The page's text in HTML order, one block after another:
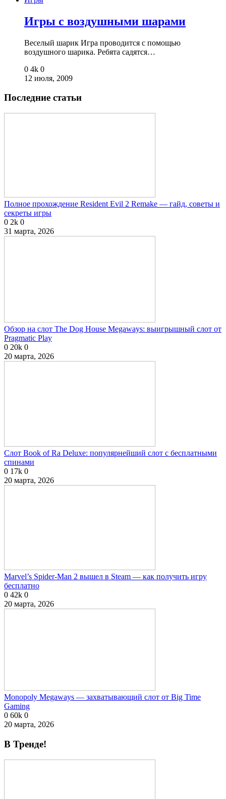
Игры с воздушными шарами
Веселый шарик Игра проводится с помощью
воздушного шарика. Ребята садятся…
0 4k 0
12 июля, 2009
Последние статьи
Полное прохождение Resident Evil 2 Remake — гайд, советы и
секреты игры
0 2k 0
31 марта, 2026
Обзор на слот The Dog House Megaways: выигрышный слот от
Pragmatic Play
0 20k 0
20 марта, 2026
Слот Book of Ra Deluxe: популярнейший слот с бесплатными
спинами
0 17k 0
20 марта, 2026
Marvel’s Spider-Man 2 вышел в Steam — как получить игру
бесплатно
0 42k 0
20 марта, 2026
Monopoly Megaways — захватывающий слот от Big Time
Gaming
0 60k 0
20 марта, 2026
В Тренде!